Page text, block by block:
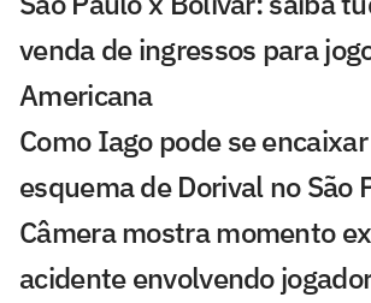
venda de ingressos para
Americana
Como Iago pode se
esquema de Dorival no São
Câmera mostra momento
acidente envolvendo